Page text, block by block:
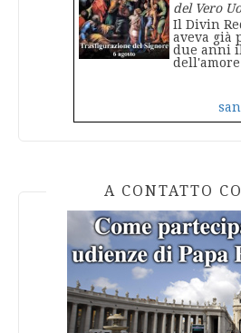
del Vero
Il Divin
aveva già
due anni
A CONTATTO